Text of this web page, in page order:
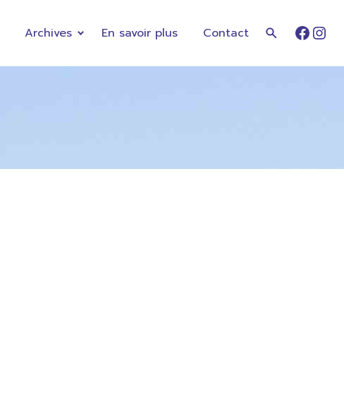
Archives En savoir plus Contact